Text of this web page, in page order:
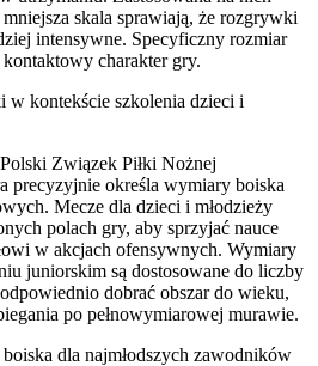
skala sprawiają, że rozgrywki
intensywne. Specyficzny rozmiar
charakter gry.
w kontekście szkolenia dzieci i
Związek Piłki Nożnej
precyzyjnie określa wymiary boiska
Mecze dla dzieci i młodzieży
polach gry, aby sprzyjać nauce
w akcjach ofensywnych. Wymiary
juniorskim są dostosowane do liczby
dobrać obszar do wieku,
po pełnowymiarowej murawie.
dla najmłodszych zawodników